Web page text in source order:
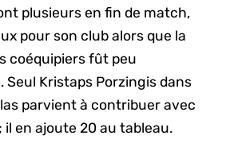
plusieurs en fin de match,
pour son club alors que la
coéquipiers fût peu
Seul Kristaps Porzingis dans
parvient à contribuer avec
il en ajoute 20 au tableau.